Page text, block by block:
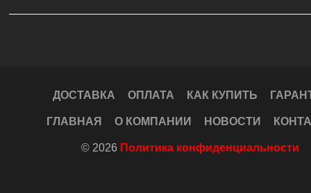
ДОСТАВКА ОПЛАТА КАК КУПИТЬ
ГЛАВНАЯ О КОМПАНИИ НОВОСТИ
© 2026 Политика конфиденциальности